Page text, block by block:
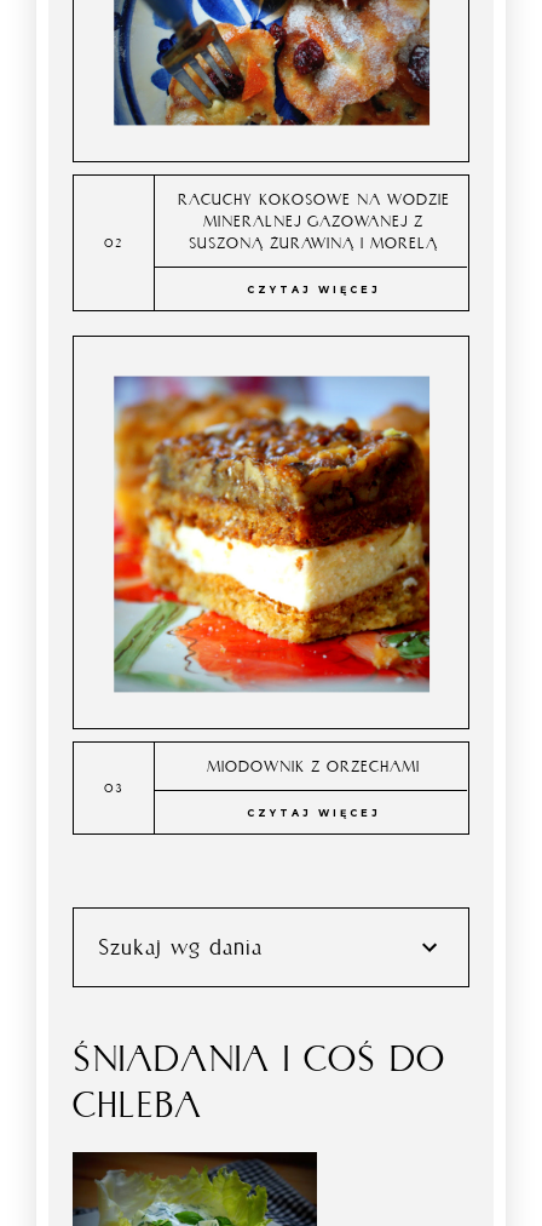
RACUCHY KOKOSOWE NA WODZIE
MINERALNEJ GAZOWANEJ Z
SUSZONĄ ŻURAWINĄ I MORELĄ
CZYTAJ WIĘCEJ
MIODOWNIK Z ORZECHAMI
CZYTAJ WIĘCEJ
Szukaj wg dania
ŚNIADANIA I COŚ DO
CHLEBA